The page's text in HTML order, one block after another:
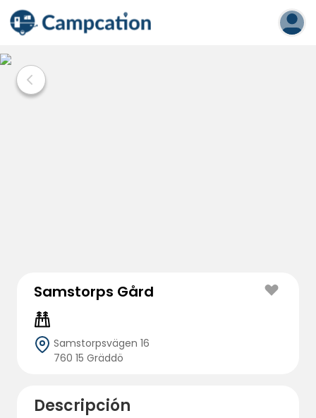
Samstorps Gård
Samstorpsvägen 16
760 15 Gräddö
Descripción